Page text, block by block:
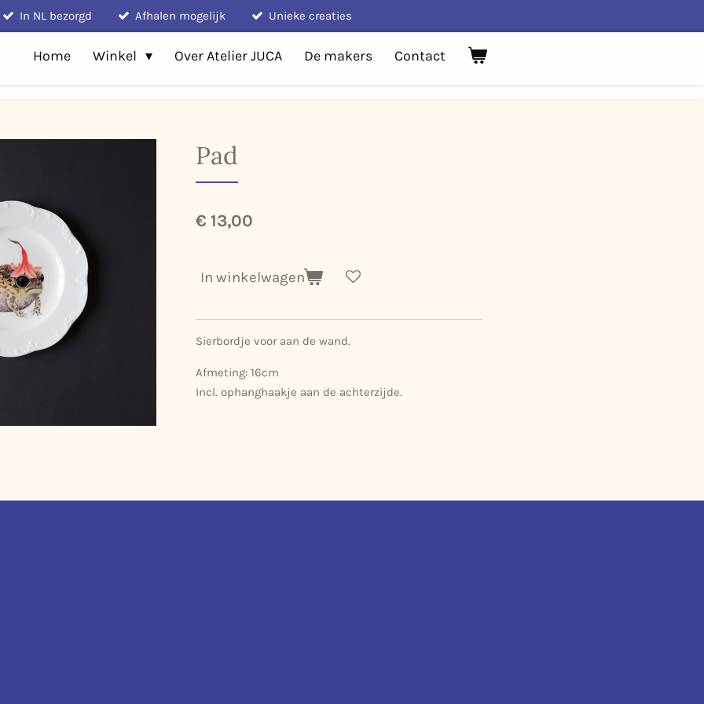
In NL bezorgd Afhalen mogelijk Unieke creaties
Home Winkel Over Atelier JUCA De makers Contact
Pad
€ 13,00
In winkelwagen
Sierbordje voor aan de wand.
Afmeting: 16cm
Incl. ophanghaakje aan de achterzijde.